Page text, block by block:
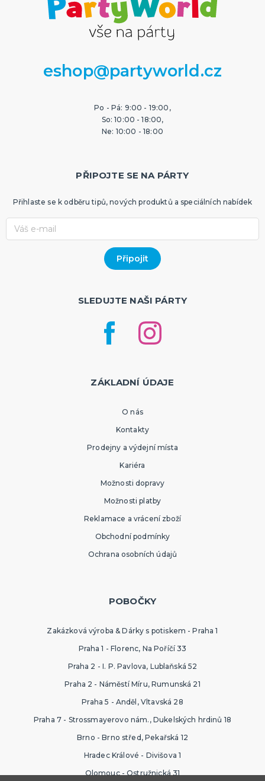
eshop@partyworld.cz
Po - Pá: 9:00 - 19:00,
So: 10:00 - 18:00,
Ne: 10:00 - 18:00
PŘIPOJTE SE NA PÁRTY
Přihlaste se k odběru tipů, nových produktů a speciálních nabídek
SLEDUJTE NAŠI PÁRTY
ZÁKLADNÍ ÚDAJE
O nás
Kontakty
Prodejny a výdejní místa
Kariéra
Možnosti dopravy
Možnosti platby
Reklamace a vrácení zboží
Obchodní podmínky
Ochrana osobních údajů
POBOČKY
Zakázková výroba & Dárky s potiskem - Praha 1
Praha 1 - Florenc, Na Poříčí 33
Praha 2 - I. P. Pavlova, Lublaňská 52
Praha 2 - Náměstí Míru, Rumunská 21
Praha 5 - Anděl, Vltavská 28
Praha 7 - Strossmayerovo nám., Dukelských hrdinů 18
Brno - Brno střed, Pekařská 12
Hradec Králové - Divišova 1
Olomouc - Ostružnická 31